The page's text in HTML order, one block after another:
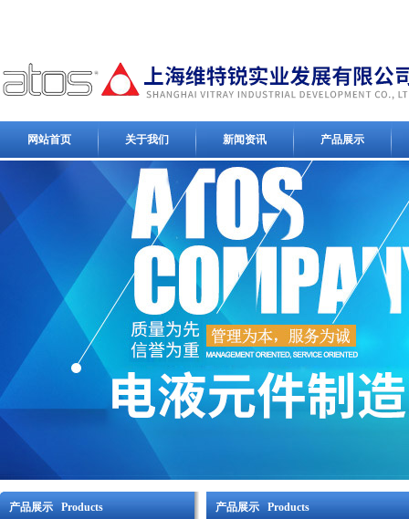
网站首页 关于我们 新闻资讯 产品展示
产品展示 Products 产品展示 Products